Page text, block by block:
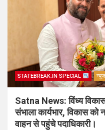
STATEBREAK.IN SPECIAL न्यूज़
Satna News: विंध्य
संभाला कार्यभार, विकास
वाहन से पहुंचे पदाधिकारी।